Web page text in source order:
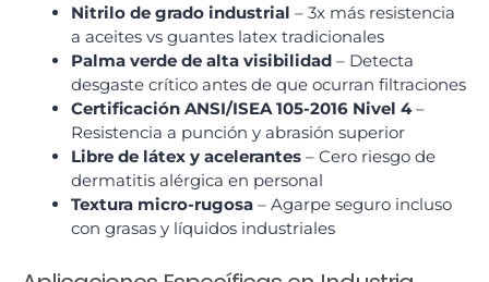
Nitrilo de grado industrial – 3x más resistencia
a aceites vs guantes latex tradicionales
Palma verde de alta visibilidad – Detecta
desgaste crítico antes de que ocurran filtraciones
Certificación ANSI/ISEA 105-2016 Nivel 4–
Resistencia a punción y abrasión superior
Libre de látex y acelerantes – Cero riesgo de
dermatitis alérgica en personal
Textura micro-rugosa – Agarpe seguro incluso
con grasas y líquidos industriales